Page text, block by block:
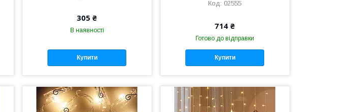
305 ₴
В наявності
Купити
02555
714 ₴
Готово до відправки
Купити